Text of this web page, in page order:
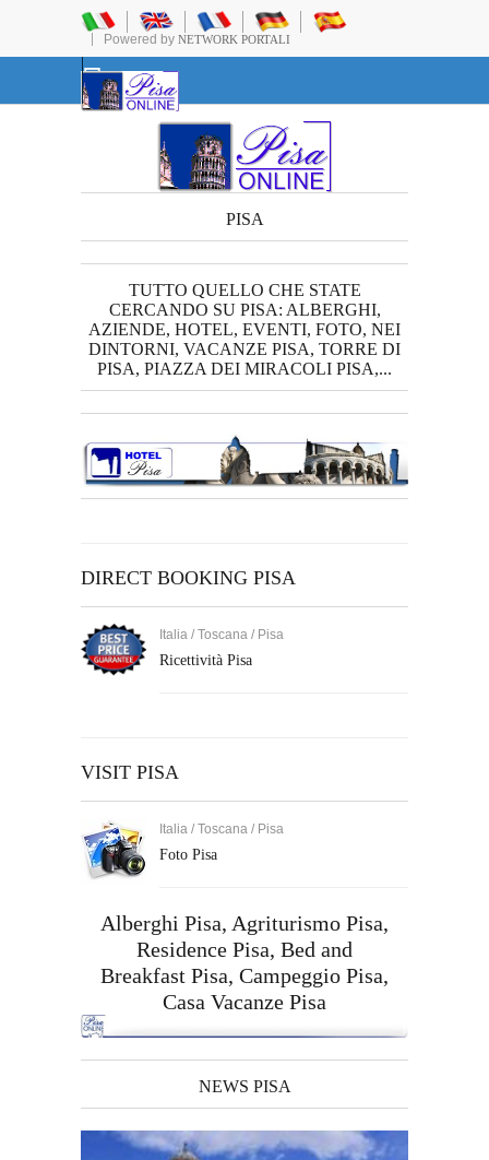
Powered by NETWORK PORTALI
PISA
TUTTO QUELLO CHE STATE
CERCANDO SU PISA: ALBERGHI,
AZIENDE, HOTEL, EVENTI, FOTO, NEI
DINTORNI, VACANZE PISA, TORRE DI
PISA, PIAZZA DEI MIRACOLI PISA,...
DIRECT BOOKING PISA
Italia / Toscana / Pisa
Ricettività Pisa
VISIT PISA
Italia / Toscana / Pisa
Foto Pisa
Alberghi Pisa, Agriturismo Pisa,
Residence Pisa, Bed and
Breakfast Pisa, Campeggio Pisa,
Casa Vacanze Pisa
NEWS PISA